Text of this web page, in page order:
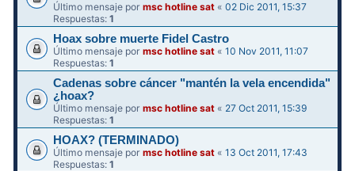
Último mensaje pormsc hotline sat «02 Dic 2011, 15:37
Respuestas:1
Hoax sobre muerte Fidel Castro
Último mensaje pormsc hotline sat «10 Nov 2011, 11:07
Respuestas:1
Cadenas sobre cáncer "mantén la vela encendida"
¿hoax?
Último mensaje pormsc hotline sat « 27 Oct 2011, 15:39
Respuestas:1
HOAX? (TERMINADO)
Último mensaje pormsc hotline sat «13 Oct 2011, 17:43
Respuestas:1